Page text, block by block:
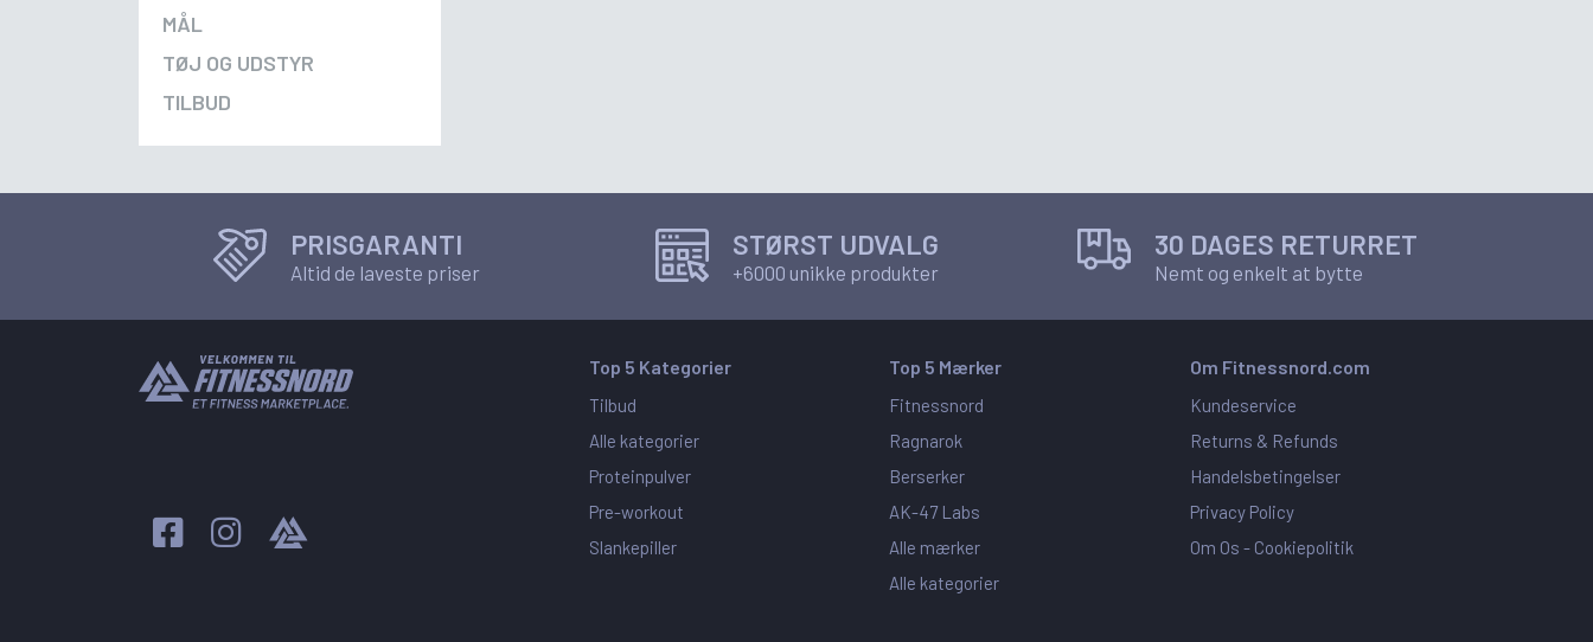
MÅL
TØJ OG UDSTYR
TILBUD
PRISGARANTI
Altid de laveste priser
STØRST UDVALG
+6000 unikke produkter
30 DAGES RETURRET
Nemt og enkelt at bytte
Top 5 Kategorier
Tilbud
Alle kategorier
Proteinpulver
Pre-workout
Slankepiller
Top 5 Mærker
Fitnessnord
Ragnarok
Berserker
AK-47 Labs
Alle mærker
Alle kategorier
Om Fitnessnord.com
Kundeservice
Returns & Refunds
Handelsbetingelser
Privacy Policy
Om Os - Cookiepolitik